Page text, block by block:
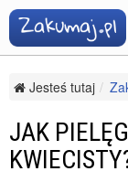
Jesteś tutaj
JAK